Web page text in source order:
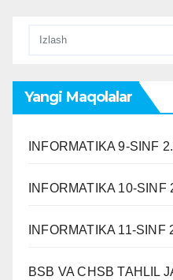
Yangi Maqolalar
INFORMATIKA 9-SINF
INFORMATIKA 10-SINF
INFORMATIKA 11-SINF
BSB VA CHSB TAHLIL